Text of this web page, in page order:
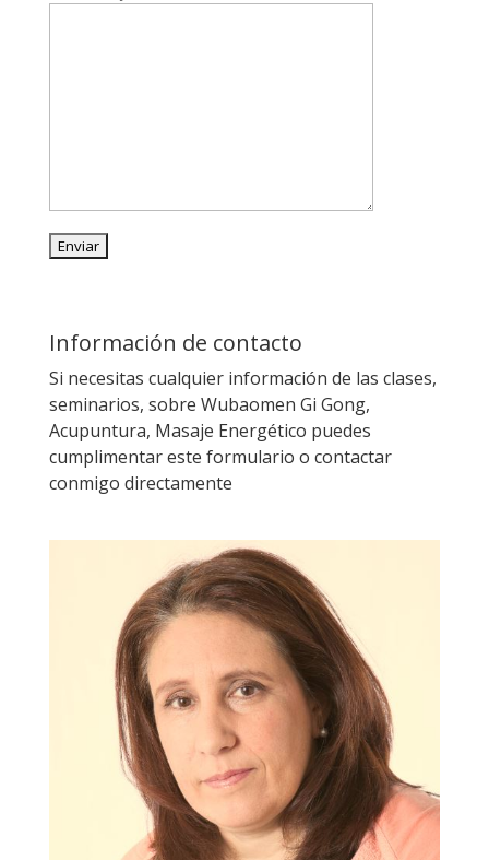
Información de contacto
Si necesitas cualquier información de las clases,
seminarios, sobre Wubaomen Gi Gong,
Acupuntura, Masaje Energético puedes
cumplimentar este formulario o contactar
conmigo directamente